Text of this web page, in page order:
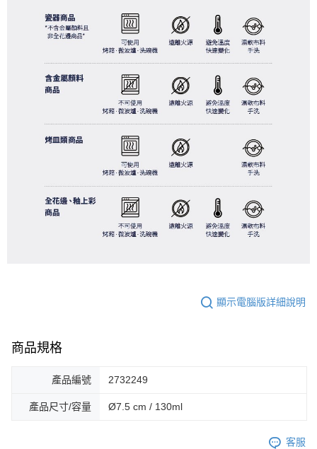
顯示電腦版詳細說明
商品規格
產品編號 2732249
產品尺寸/容量 Ø7.5 cm / 130ml
客服